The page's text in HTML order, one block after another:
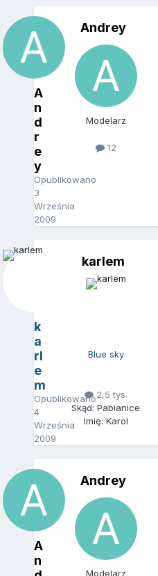
A
n
d
r
e
y
Opublikowano
3
Września
2009
Andrey
Modelarz
12
k
a
rl
e
m
Opublikowano
4
Września
2009
karlem
Blue sky
2,5 tys.
Skąd: Pabianice
Imię: Karol
A
n
Andrey
Modelarz